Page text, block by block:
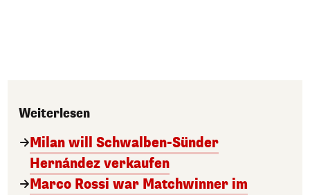
Weiterlesen
Milan will Schwalben-Sünder
Hernández verkaufen
Marco Rossi war Matchwinner im